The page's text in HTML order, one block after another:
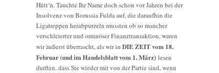
Hütt‘n. Tauchte Ihr Name doch schon vor Jahren bei der
Insolvenz von Borussia Fulda auf, die daraufhin die
Ligatreppen herabpurzeln mussten ob so mancher
verschleierter und ominöser Finanztransaktion, waren
wir äußerst überrascht, als wir in DIE ZEIT vom 18.
Februar (und im Handelsblatt vom 1. März) lesen
durften, dass Sie wieder mit von der Partie sind, wenn